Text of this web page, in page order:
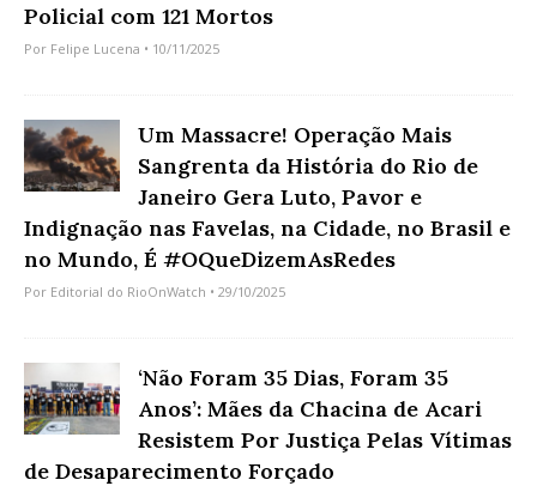
Policial com 121 Mortos
Por Felipe Lucena • 10/11/2025
Um Massacre! Operação Mais
Sangrenta da História do Rio de
Janeiro Gera Luto, Pavor e
Indignação nas Favelas, na Cidade, no Brasil e
no Mundo, É #OQueDizemAsRedes
Por Editorial do RioOnWatch • 29/10/2025
‘Não Foram 35 Dias, Foram 35
Anos’: Mães da Chacina de Acari
Resistem Por Justiça Pelas Vítimas
de Desaparecimento Forçado